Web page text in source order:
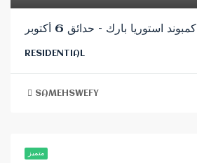
كمبوند استوريا بارك – حدائق 6 أكتوبر
RESIDENTIAL
SAMEHSWEFY
متميز